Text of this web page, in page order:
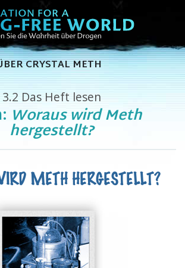
CRYSTAL METH
3.2 Das Heft lesen
Woraus wird Meth
hergestellt?
METH HERGESTELLT?